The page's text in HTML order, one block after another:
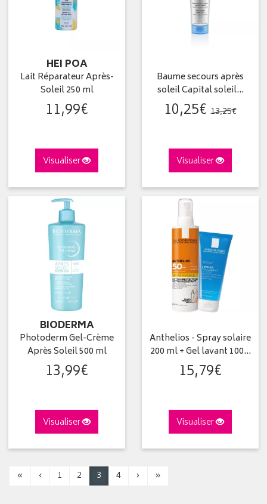
HEI POA
Lait Réparateur Après-
Soleil 250 ml
11,99€
Visualiser
Baume secours après
soleil Capital soleil…
10,25€ 13,25€
Visualiser
BIODERMA
Photoderm Gel-Crème
Après Soleil 500 ml
13,99€
Visualiser
Anthelios - Spray solaire
200 ml + Gel lavant 100…
15,79€
Visualiser
« ‹ 1 2 3 4 › »